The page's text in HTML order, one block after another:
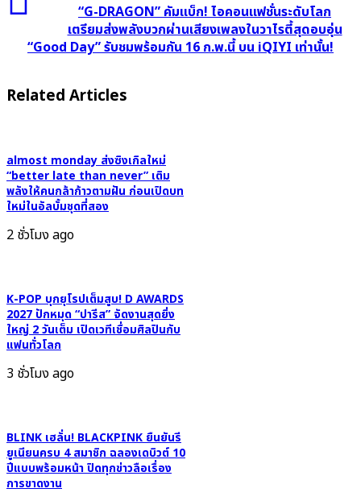
พิเศษ
‘2025
CULTURE,
รวม
ศิลปิน
14
ทีม
ถ่ายทอด
ความ
ทรง
จำ
You’
DRAGON”
คัม
แบ็ก!
แฟชั่น
ระดับ
ส่ง
พลัง
บวก
เสียง
วา
ไร
ตี้
อบอุ่น
รับ
ชม
พร้อม
“G-DRAGON” คัมแบ็ก! ไอคอนแฟชั่นระดับโลก
เตรียมส่งพลังบวกผ่านเสียงเพลงในวาไรตี้สุดอบอุ่น
“Good Day” รับชมพร้อมกัน 16 ก.พ.นี้ บน iQIYI เท่านั้น!
Related Articles
almost monday ส่งซิงเกิลใหม่
“better late than never” เติม
พลังให้คนกล้าก้าวตามฝัน ก่อนเปิดบท
ใหม่ในอัลบั้มชุดที่สอง
2 ชั่วโมง ago
K-POP บุกยุโรปเต็มสูบ! D AWARDS
2027 ปักหมุด “ปารีส” จัดงานสุดยิ่ง
ใหญ่ 2 วันเต็ม เปิดเวทีเชื่อมศิลปินกับ
แฟนทั่วโลก
3 ชั่วโมง ago
BLINK เฮลั่น! BLACKPINK ยืนยันรี
ยูเนียนครบ 4 สมาชิก ฉลองเดบิวต์ 10
ปีแบบพร้อมหน้า ปิดทุกข่าวลือเรื่อง
การขาดงาน